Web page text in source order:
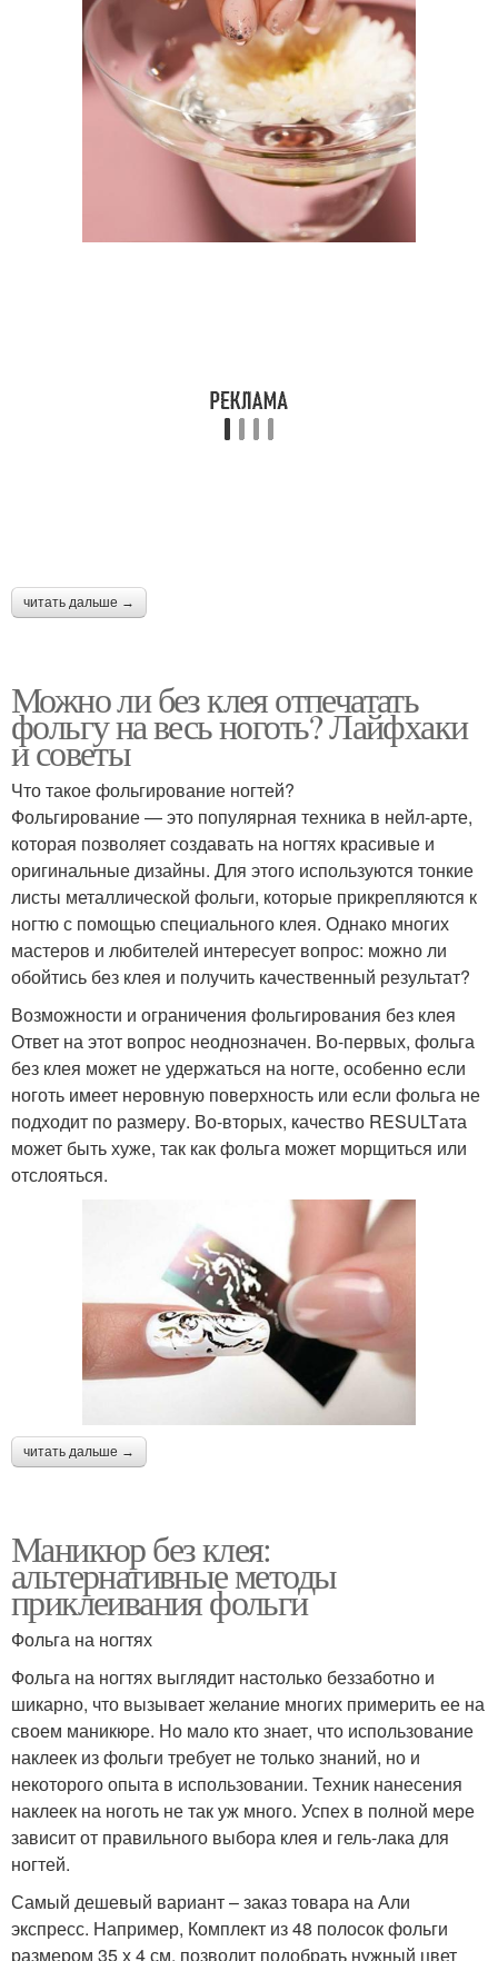
читать дальше →
Можно ли без клея отпечатать
фольгу на весь ноготь? Лайфхаки
и советы
Что такое фольгирование ногтей?
Фольгирование — это популярная техника в нейл-арте,
которая позволяет создавать на ногтях красивые и
оригинальные дизайны. Для этого используются тонкие
листы металлической фольги, которые прикрепляются к
ногтю с помощью специального клея. Однако многих
мастеров и любителей интересует вопрос: можно ли
обойтись без клея и получить качественный результат?
Возможности и ограничения фольгирования без клея
Ответ на этот вопрос неоднозначен. Во-первых, фольга
без клея может не удержаться на ногте, особенно если
ноготь имеет неровную поверхность или если фольга не
подходит по размеру. Во-вторых, качество RESULTата
может быть хуже, так как фольга может морщиться или
отслояться.
читать дальше →
Маникюр без клея:
альтернативные методы
приклеивания фольги
Фольга на ногтях
Фольга на ногтях выглядит настолько беззаботно и
шикарно, что вызывает желание многих примерить ее на
своем маникюре. Но мало кто знает, что использование
наклеек из фольги требует не только знаний, но и
некоторого опыта в использовании. Техник нанесения
наклеек на ноготь не так уж много. Успех в полной мере
зависит от правильного выбора клея и гель-лака для
ногтей.
Самый дешевый вариант – заказ товара на Али
экспресс. Например, Комплект из 48 полосок фольги
размером 35 х 4 см, позволит подобрать нужный цвет